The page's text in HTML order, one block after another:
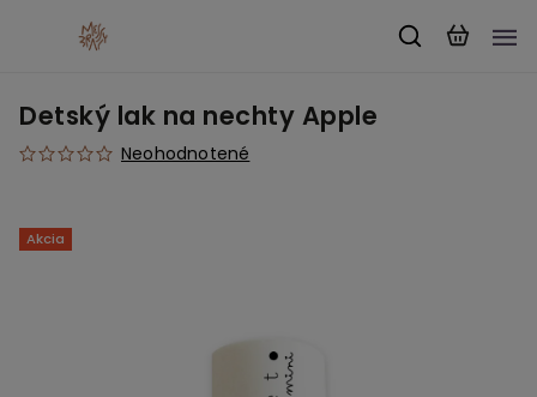
Detský lak na nechty Apple
Neohodnotené
Akcia